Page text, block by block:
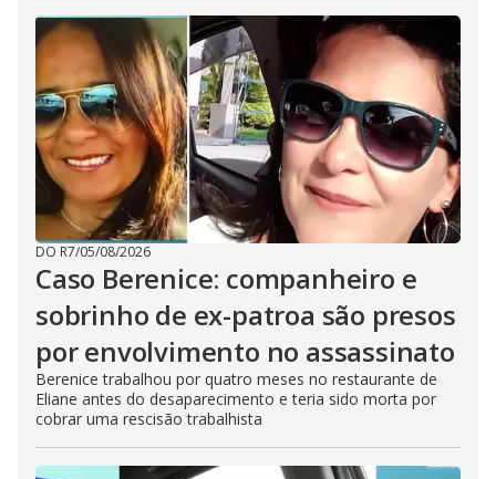
DO R7/05/08/2026
Caso Berenice: companheiro e
sobrinho de ex-patroa são presos
por envolvimento no assassinato
Berenice trabalhou por quatro meses no restaurante de
Eliane antes do desaparecimento e teria sido morta por
cobrar uma rescisão trabalhista